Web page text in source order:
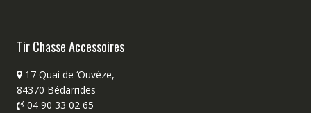
Tir Chasse Accessoires
17 Quai de ‘Ouvèze,
84370 Bédarrides
04 90 33 02 65